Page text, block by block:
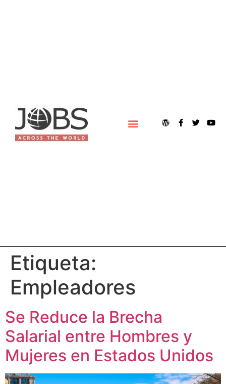
Etiqueta:
Empleadores
Se Reduce la Brecha
Salarial entre Hombres y
Mujeres en Estados Unidos